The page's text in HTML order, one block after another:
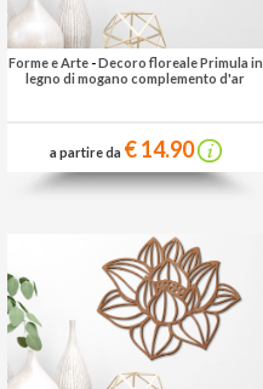
Forme e Arte -Decoro floreale Primula in
legno di mogano complemento d'ar
a partire da € 14.90